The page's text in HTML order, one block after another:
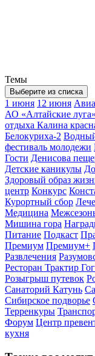
Темы
Выберите из списка
1 июня 12 июня
АО «Алтайские луга»
отдыха Калина
Белокуриха-2
фестиваль молодежи
Гости Денисова
Детские каникулы
Здоровый образ
центр Конкурс
Курортный сбор
Медицина
Мишина гора
Питание Подкаст
Премиум Премиум+
Развлечения
Ресторан Трактир
Розыгрыш путевок
Санаторий Катунь
Сибирское подворье
Терренкуры
Форум Центр
кухня